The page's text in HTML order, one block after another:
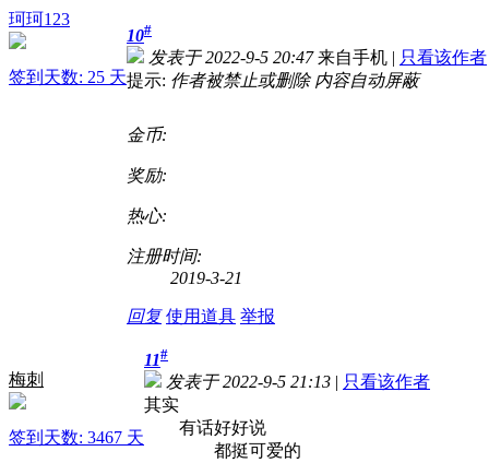
珂珂123
签到天数: 25 天
10#
发表于 2022-9-5 20:47 来自手机 | 只看该作者
提示: 作者被禁止或删除 内容自动屏蔽
金币:
奖励:
热心:
注册时间:
2019-3-21
回复 使用道具 举报
梅刺
签到天数: 3467 天
11#
发表于 2022-9-5 21:13 | 只看该作者
其实
有话好好说
都挺可爱的